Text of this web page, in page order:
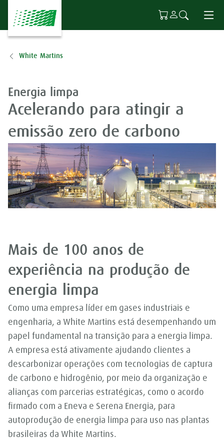
Ir para o conteúdo principal
White Martins
Energia limpa
Acelerando para atingir a
emissão zero de carbono
Mais de 100 anos de
experiência na produção de
energia limpa
Como uma empresa líder em gases industriais e
engenharia, a White Martins está desempenhando um
papel fundamental na transição para a energia limpa.
A empresa está ativamente ajudando clientes a
descarbonizar operações com tecnologias de captura
de carbono e hidrogênio, por meio da organização e
alianças com parcerias estratégicas, como o acordo
firmado com a Eneva e Serena Energia, para
autoprodução de energia limpa para uso nas plantas
brasileiras da White Martins.